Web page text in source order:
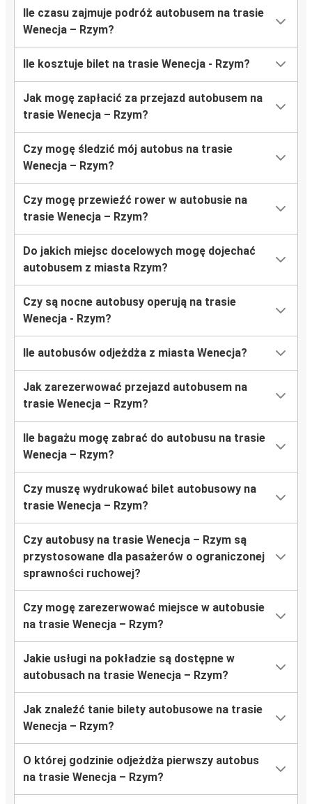
Ile czasu zajmuje podróż autobusem na trasie
Wenecja – Rzym?
Ile kosztuje bilet na trasie Wenecja - Rzym?
Jak mogę zapłacić za przejazd autobusem na
trasie Wenecja – Rzym?
Czy mogę śledzić mój autobus na trasie
Wenecja – Rzym?
Czy mogę przewieźć rower w autobusie na
trasie Wenecja – Rzym?
Do jakich miejsc docelowych mogę dojechać
autobusem z miasta Rzym?
Czy są nocne autobusy operują na trasie
Wenecja - Rzym?
Ile autobusów odjeżdża z miasta Wenecja?
Jak zarezerwować przejazd autobusem na
trasie Wenecja – Rzym?
Ile bagażu mogę zabrać do autobusu na trasie
Wenecja – Rzym?
Czy muszę wydrukować bilet autobusowy na
trasie Wenecja – Rzym?
Czy autobusy na trasie Wenecja – Rzym są
przystosowane dla pasażerów o ograniczonej
sprawności ruchowej?
Czy mogę zarezerwować miejsce w autobusie
na trasie Wenecja – Rzym?
Jakie usługi na pokładzie są dostępne w
autobusach na trasie Wenecja – Rzym?
Jak znaleźć tanie bilety autobusowe na trasie
Wenecja – Rzym?
O której godzinie odjeżdża pierwszy autobus
na trasie Wenecja – Rzym?